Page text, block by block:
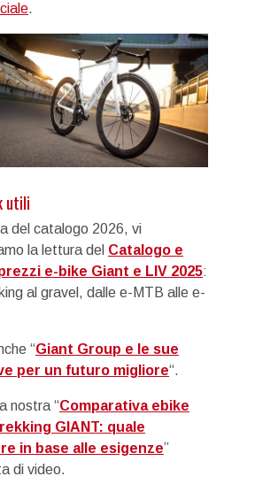
.
utili
del catalogo 2026, vi
la lettura del Catalogo e
e-bike Giant e LIV 2025:
al gravel, dalle e-MTB alle e-
“Giant Group e le sue
per un futuro migliore“.
nostra “Comparativa ebike
GIANT: quale
in base alle esigenze”
di video.